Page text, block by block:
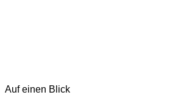
Auf einen Blick